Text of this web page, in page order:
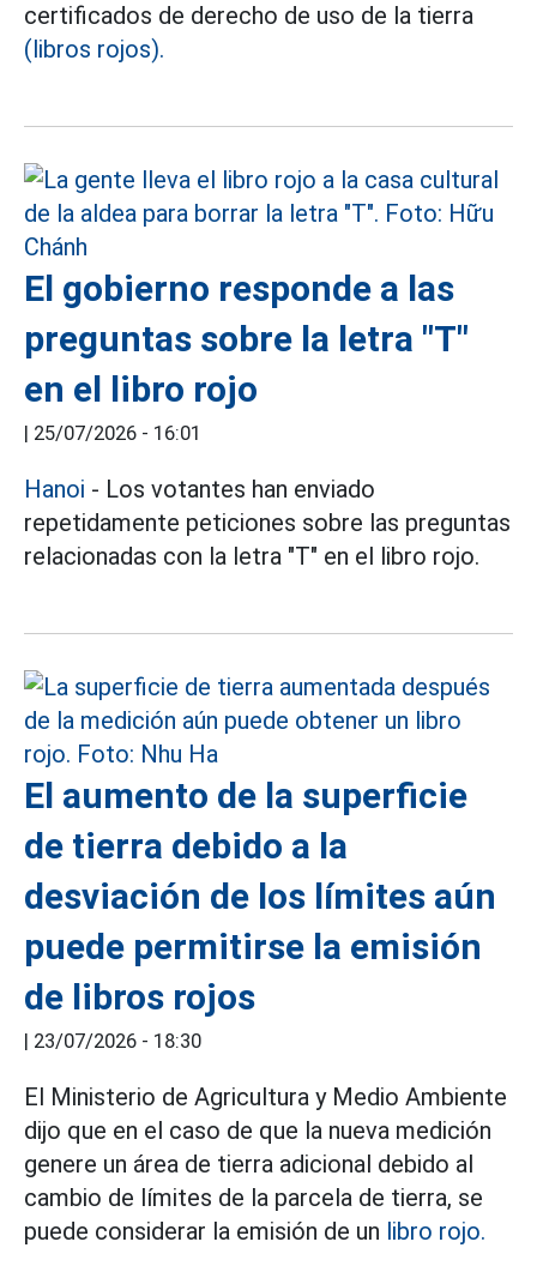
certificados de derecho de uso de la tierra
(libros rojos).
El gobierno responde a las
preguntas sobre la letra "T"
en el libro rojo
| 25/07/2026 - 16:01
Hanoi - Los votantes han enviado
repetidamente peticiones sobre las preguntas
relacionadas con la letra "T" en el libro rojo.
El aumento de la superficie
de tierra debido a la
desviación de los límites aún
puede permitirse la emisión
de libros rojos
| 23/07/2026 - 18:30
El Ministerio de Agricultura y Medio Ambiente
dijo que en el caso de que la nueva medición
genere un área de tierra adicional debido al
cambio de límites de la parcela de tierra, se
puede considerar la emisión de un libro rojo.